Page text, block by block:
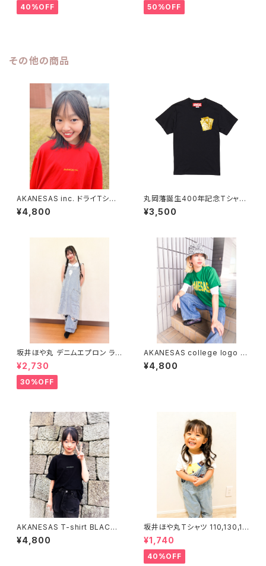
40%OFF 50%OFF
その他の商品
AKANESAS inc. ドライTシャ
ツ RED×YELLOW
¥4,800
丸岡藩誕生400年記念Tシャツ
BLACK S〜XL
¥3,500
坂井ほや丸 デニムエプロン ライ
トブルー
¥2,730
30%OFF
AKANESAS college logo T
-shirt GREEN
¥4,800
AKANESAS T-shirt BLACK×
aBLUE
¥4,800
坂井ほや丸Tシャツ 110,130,14
0,150
¥1,740
40%OFF